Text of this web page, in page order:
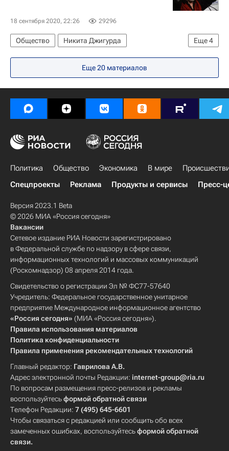
18 сентября 2020, 22:26 29296
Еще4
Общество
Никита Джигурда
НТВ (телеканал)
Лера Кудрявцева
Россия
Еще 20 материалов
Политика Общество Экономика В мире
Спецпроекты
Реклама Продукты и сервисы Пресс-
Версия 2023.1 Beta
© 2026 МИА «Россия сегодня»
Вакансии
Сетевое издание РИА Новости зарегистрировано
в Федеральной службе по надзору в сфере связи,
информационных технологий и массовых коммуникаций
(Роскомнадзор) 08 апреля 2014 года.
Свидетельство о регистрации Эл № ФС77-57640
Учредитель: Федеральное государственное унитарное
предприятие Международное информационное агентство
«Россия сегодня» (МИА «Россия сегодня»).
Правила использования материалов
Политика конфиденциальности
Правила применения рекомендательных технологий
Главный редактор: Гаврилова А.В.
Адрес электронной почты Редакции: internet-group@ria.ru
По вопросам размещения пресс-релизов и рекламы
воспользуйтесьформой обратной связи
Телефон Редакции: 7 (495) 645-6601
Чтобы связаться с редакцией или сообщить обо всех
замеченных ошибках, воспользуйтесьформой обратной
связи.